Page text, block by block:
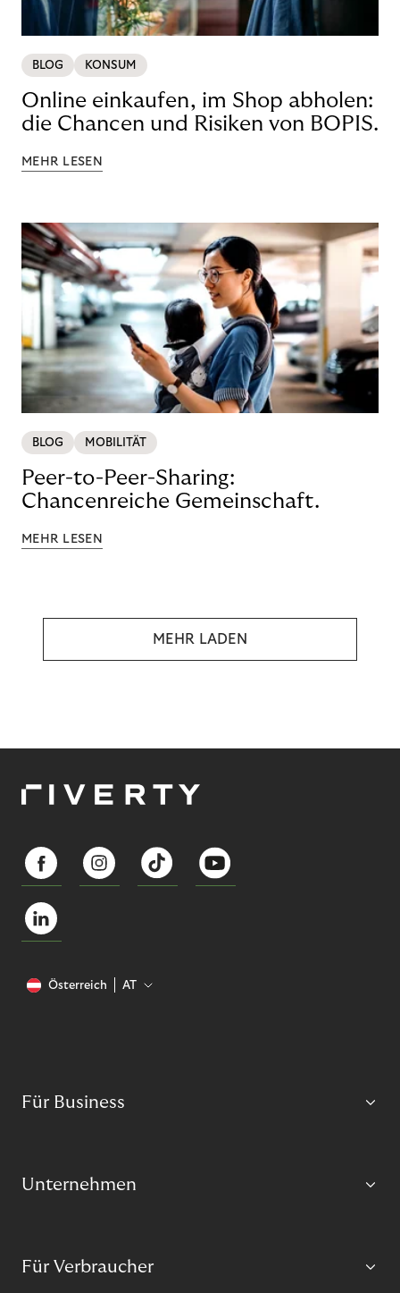
BLOG KONSUM
Online einkaufen, im Shop abholen:
die Chancen und Risiken von BOPIS.
MEHR LESEN
BLOG MOBILITÄT
Peer-to-Peer-Sharing:
Chancenreiche Gemeinschaft.
MEHR LESEN
MEHR LADEN
Österreich AT
Für Business
Unternehmen
Für Verbraucher